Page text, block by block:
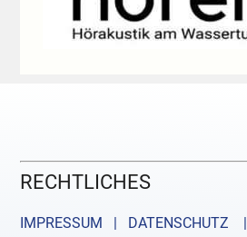
RECHTLICHES
IMPRESSUM | DATENSCHUTZ |